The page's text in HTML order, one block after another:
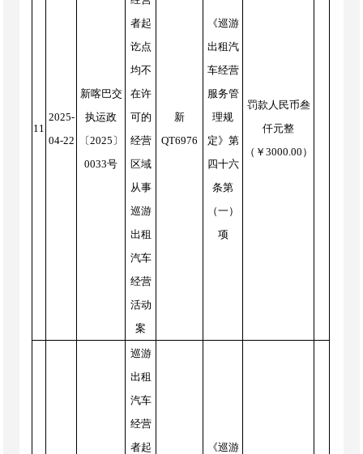
11
2025-
04-22
新喀巴交
执运政
〔2025〕
0033号
者起
讫点
均不
在许
可的
经营
区域
从事
巡游
出租
汽车
经营
活动
案
新
QT6976
《巡游
出租汽
车经营
服务管
理规
定》第
四十六
条第
（一）
项
罚款人民币叁
仟元整
（￥3000.00）
巡游
出租
汽车
经营
者起
《巡游